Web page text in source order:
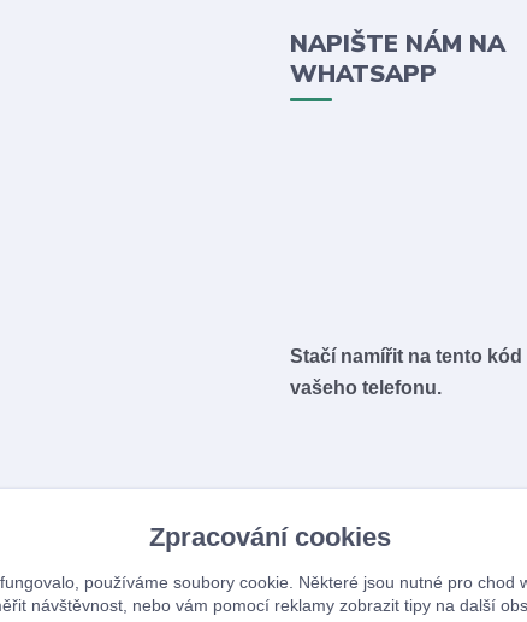
NAPIŠTE NÁM NA
WHATSAPP
Stačí namířit na tento
vašeho telefonu.
Zpracování cookies
používáme soubory cookie. Některé jsou nutné pro chod
návštěvnost, nebo vám pomocí reklamy zobrazit tipy na další